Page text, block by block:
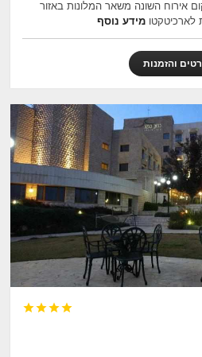
אירוח השונה משאר המלונות באזור
לארכיטקטומידע נוסף
והזמנות



